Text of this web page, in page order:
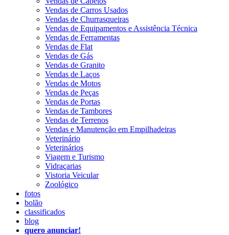
Vendas de Carros Usados
Vendas de Churrasqueiras
Vendas de Equipamentos e Assistência Técnica
Vendas de Ferramentas
Vendas de Flat
Vendas de Gás
Vendas de Granito
Vendas de Laços
Vendas de Motos
Vendas de Peças
Vendas de Portas
Vendas de Tambores
Vendas de Terrenos
Vendas e Manutenção em Empilhadeiras
Veterinário
Veterinários
Viagem e Turismo
Vidraçarias
Vistoria Veicular
Zoológico
fotos
bolão
classificados
blog
quero anunciar!